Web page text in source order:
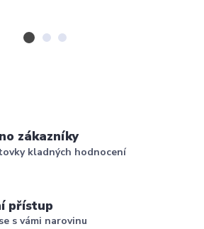
zákazníky
kladných hodnocení
přístup
s vámi narovinu